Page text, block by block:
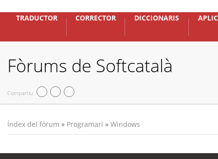
TRADUCTOR CORRECTOR DICCIONARIS
Fòrums de Softcatalà
Compartiu
Índex del fòrum » Programari » Windows